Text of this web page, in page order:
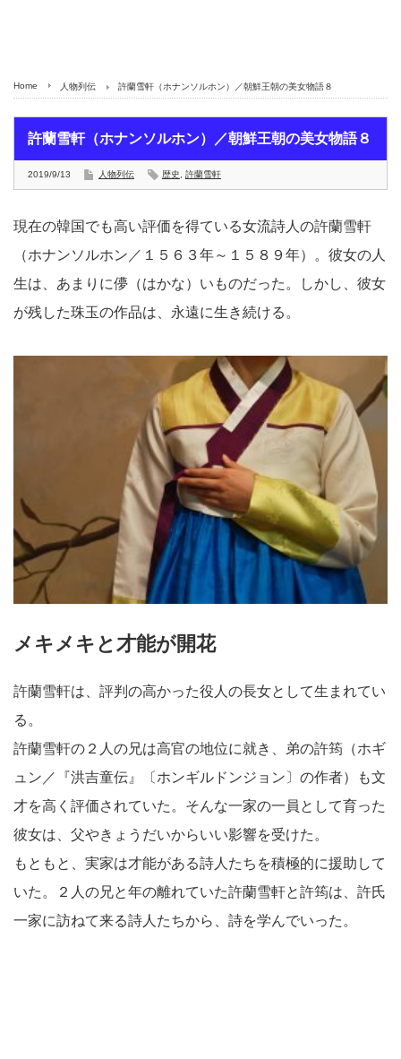
Home 人物列伝 許蘭雪軒（ホナンソルホン）／朝鮮王朝の美女物語８
許蘭雪軒（ホナンソルホン）／朝鮮王朝の美女物語８
2019/9/13 人物列伝 歴史 許蘭雪軒
現在の韓国でも高い評価を得ている女流詩人の許蘭雪軒
（ホナンソルホン／１５６３年～１５８９年）。彼女の人
生は、あまりに儚（はかな）いものだった。しかし、彼女
が残した珠玉の作品は、永遠に生き続ける。
メキメキと才能が開花
許蘭雪軒は、評判の高かった役人の長女として生まれてい
る。
許蘭雪軒の２人の兄は高官の地位に就き、弟の許筠（ホギ
ュン／『洪吉童伝』〔ホンギルドンジョン〕の作者）も文
才を高く評価されていた。そんな一家の一員として育った
彼女は、父やきょうだいからいい影響を受けた。
もともと、実家は才能がある詩人たちを積極的に援助して
いた。２人の兄と年の離れていた許蘭雪軒と許筠は、許氏
一家に訪ねて来る詩人たちから、詩を学んでいった。